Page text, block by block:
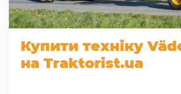
Купити техніку
на Traktorist.ua